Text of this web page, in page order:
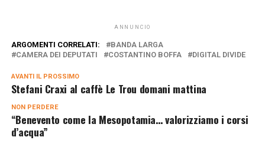
ANNUNCIO
ARGOMENTI CORRELATI:
BANDA LARGA
CAMERA DEI DEPUTATI
COSTANTINO BOFFA DIGITAL DIVIDE
AVANTI IL ​​PROSSIMO
Stefani Craxi al caffè Le Trou domani mattina
NON PERDERE
“Benevento come la Mesopotamia… valorizziamo i corsi
d’acqua”